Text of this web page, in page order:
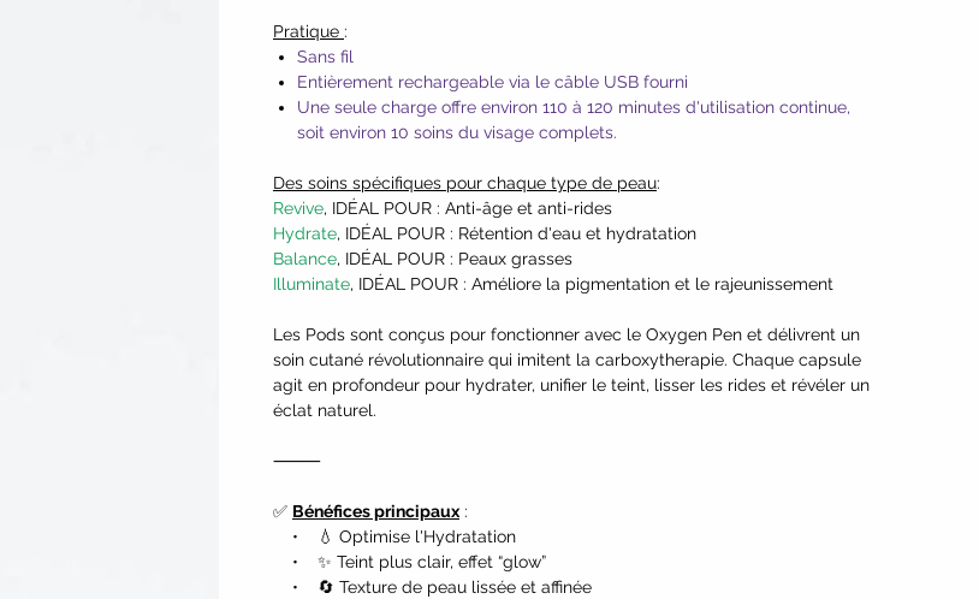
Pratique :
Sans fil
Entièrement rechargeable via le câble USB fourni
Une seule charge offre environ 110 à 120 minutes d'utilisation continue,
soit environ 10 soins du visage complets.
Des soins spécifiques pour chaque type de peau:
Revive, IDÉAL POUR : Anti-âge et anti-rides
Hydrate, IDÉAL POUR : Rétention d'eau et hydratation
Balance, IDÉAL POUR : Peaux grasses
Illuminate, IDÉAL POUR : Améliore la pigmentation et le rajeunissement
Les Pods sont conçus pour fonctionner avec le Oxygen Pen et délivrent un
soin cutané révolutionnaire qui imitent la carboxytherapie. Chaque capsule
agit en profondeur pour hydrater, unifier le teint, lisser les rides et révéler un
éclat naturel.
⸻
✅ Bénéfices principaux :
• 💧 Optimise l'Hydratation
• ✨ Teint plus clair, effet “glow”
• 🔄 Texture de peau lissée et affinée